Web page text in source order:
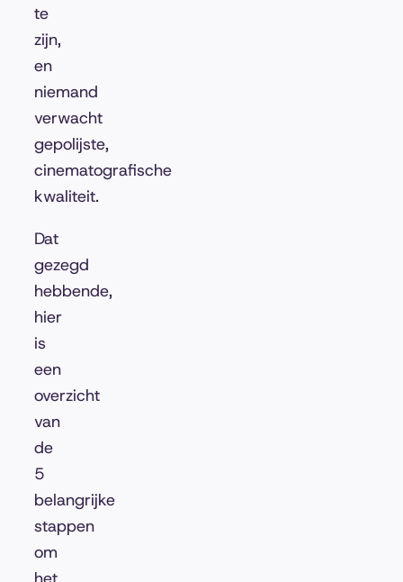
te
zijn,
en
niemand
verwacht
gepolijste,
cinematografische
kwaliteit.
Dat
gezegd
hebbende,
hier
is
een
overzicht
van
de
5
belangrijke
stappen
om